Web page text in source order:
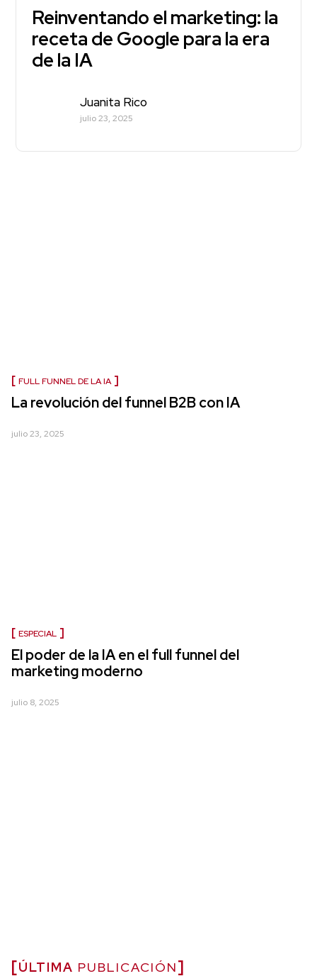
Reinventando el marketing: la
receta de Google para la era
de la IA
Juanita Rico
julio 23, 2025
FULL FUNNEL DE LA IA
La revolución del funnel B2B con IA
julio 23, 2025
ESPECIAL
El poder de la IA en el full funnel del
marketing moderno
julio 8, 2025
ÚLTIMA PUBLICACIÓN